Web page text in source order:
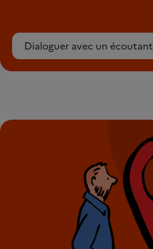
Dialoguer avec un écoutant